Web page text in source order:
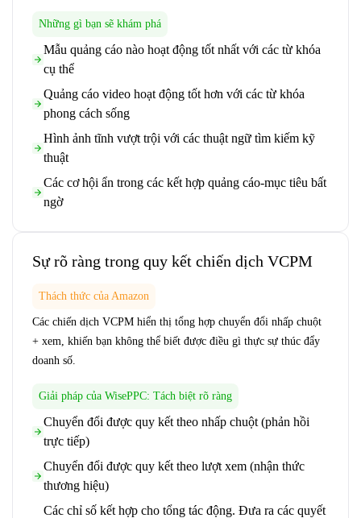
Những gì bạn sẽ khám phá
Mẫu quảng cáo nào hoạt động tốt nhất với các từ khóa
cụ thể
Quảng cáo video hoạt động tốt hơn với các từ khóa
phong cách sống
Hình ảnh tĩnh vượt trội với các thuật ngữ tìm kiếm kỹ
thuật
Các cơ hội ẩn trong các kết hợp quảng cáo-mục tiêu bất
ngờ
Sự rõ ràng trong quy kết chiến dịch VCPM
Thách thức của Amazon
Các chiến dịch VCPM hiển thị tổng hợp chuyển đổi nhấp chuột
+ xem, khiến bạn không thể biết được điều gì thực sự thúc đẩy
doanh số.
Giải pháp của WisePPC: Tách biệt rõ ràng
Chuyển đổi được quy kết theo nhấp chuột (phản hồi
trực tiếp)
Chuyển đổi được quy kết theo lượt xem (nhận thức
thương hiệu)
Các chỉ số kết hợp cho tổng tác động. Đưa ra các quyết